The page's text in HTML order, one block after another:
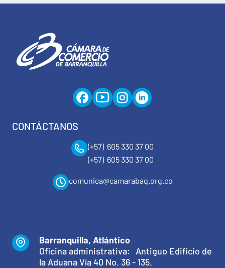
CONTÁCTANOS
(+57) 605 330 37 00
(+57) 605 330 37 00
comunica@camarabaq.org.co
Barranquilla, Atlántico
Oficina administrativa: Antiguo Edificio de
la Aduana Vía 40 No. 36 - 135.